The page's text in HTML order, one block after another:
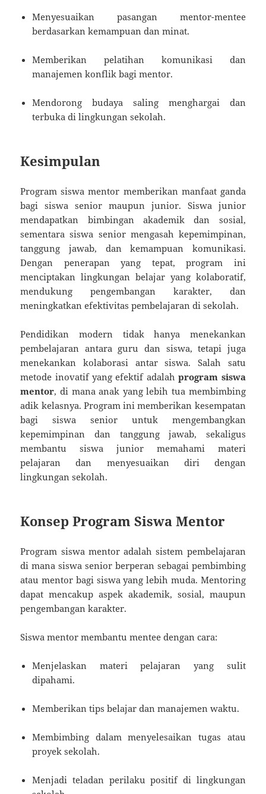
Menyesuaikan pasangan mentor-mentee
berdasarkan kemampuan dan minat.
Memberikan pelatihan komunikasi dan
manajemen konflik bagi mentor.
Mendorong budaya saling menghargai dan
terbuka di lingkungan sekolah.
Kesimpulan
Program siswa mentor memberikan manfaat ganda
bagi siswa senior maupun junior. Siswa junior
mendapatkan bimbingan akademik dan sosial,
sementara siswa senior mengasah kepemimpinan,
tanggung jawab, dan kemampuan komunikasi.
Dengan penerapan yang tepat, program ini
menciptakan lingkungan belajar yang kolaboratif,
mendukung pengembangan karakter, dan
meningkatkan efektivitas pembelajaran di sekolah.
Pendidikan modern tidak hanya menekankan
pembelajaran antara guru dan siswa, tetapi juga
menekankan kolaborasi antar siswa. Salah satu
metode inovatif yang efektif adalahprogram siswa
mentor, di mana anak yang lebih tua membimbing
adik kelasnya. Program ini memberikan kesempatan
bagi siswa senior untuk mengembangkan
kepemimpinan dan tanggung jawab, sekaligus
membantu siswa junior memahami materi
pelajaran dan menyesuaikan diri dengan
lingkungan sekolah.
Konsep Program Siswa Mentor
Program siswa mentor adalah sistem pembelajaran
di mana siswa senior berperan sebagai pembimbing
atau mentor bagi siswa yang lebih muda. Mentoring
dapat mencakup aspek akademik, sosial, maupun
pengembangan karakter.
Siswa mentor membantu mentee dengan cara:
Menjelaskan materi pelajaran yang sulit
dipahami.
Memberikan tips belajar dan manajemen waktu.
Membimbing dalam menyelesaikan tugas atau
proyek sekolah.
Menjadi teladan perilaku positif di lingkungan